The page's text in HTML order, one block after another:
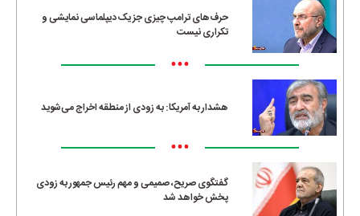
حرف‌های ترامپ چیزی جز یک دیپلماسی نمایشی و
تکراری نیست
•••
هشدار به آمریکا: به زودی از منطقه اخراج می‌شوید
•••
گفتگوی صریح، صمیمی و مهم رئیس جمهور به زودی
پخش خواهد شد